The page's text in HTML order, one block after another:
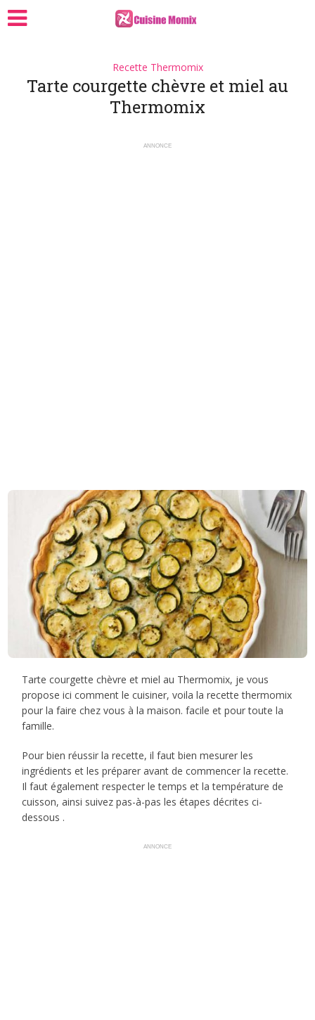
Recette Thermomix
Tarte courgette chèvre et miel au
Thermomix
ANNONCE
Tarte courgette chèvre et miel au Thermomix, je vous
propose ici comment le cuisiner, voila la recette thermomix
pour la faire chez vous à la maison. facile et pour toute la
famille.
Pour bien réussir la recette, il faut bien mesurer les
ingrédients et les préparer avant de commencer la recette.
Il faut également respecter le temps et la température de
cuisson, ainsi suivez pas-à-pas les étapes décrites ci-
dessous .
ANNONCE